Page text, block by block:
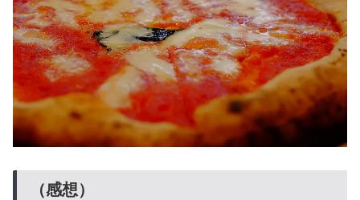
（感想）